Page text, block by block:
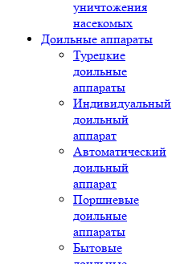
уничтожения
насекомых
Доильные аппараты
Турецкие
доильные
аппараты
Индивидуальный
доильный
аппарат
Автоматический
доильный
аппарат
Поршневые
доильные
аппараты
Бытовые